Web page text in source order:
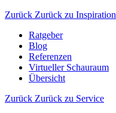
Zurück Zurück zu Inspiration
Ratgeber
Blog
Referenzen
Virtueller Schauraum
Übersicht
Zurück Zurück zu Service